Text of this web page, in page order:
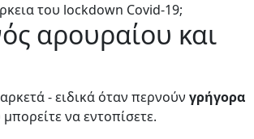
του lockdown Covid-19;
αρουραίου και
- ειδικά όταν περνούν γρήγορα
να εντοπίσετε.